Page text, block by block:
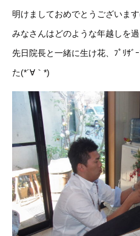
明けましておめでとうございま
みなさんはどのような年越しを
先日院長と一緒に生け花、ﾌﾟﾘｻﾞ
た(*´∀｀*)